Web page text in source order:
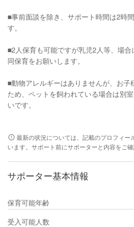
■事前面談を除き、サポート時間は2時
す。
■2人保育も可能ですが乳児2人等、場
同保育をお願いします。
■動物アレルギーはありませんが、お子
ため、ペットを飼われている場合は別
いです。
最新の状況については、記載のプロフィー
います。サポート前にサポーターと内容をご確
サポーター基本情報
保育可能年齢
受入可能人数